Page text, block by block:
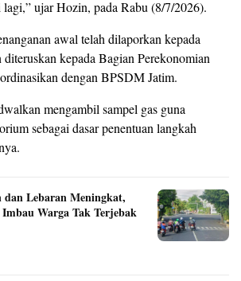
ujar Hozin, pada Rabu (8/7/2026).
awal telah dilaporkan kepada
kepada Bagian Perekonomian
dengan BPSDM Jatim.
mengambil sampel gas guna
sebagai dasar penentuan langkah
Lebaran Meningkat,
Warga Tak Terjebak